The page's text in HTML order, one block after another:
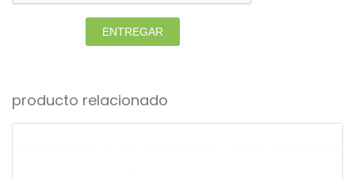
ENTREGAR
producto relacionado